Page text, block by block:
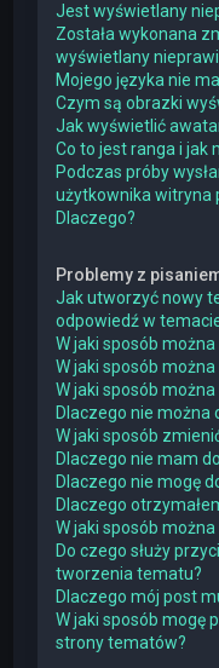
Jest wyświetlany
Została wykonana
wyświetlany
Mojego języka nie
Czym są obrazki
Jak wyświetlić
Co to jest ranga i jak
Podczas próby
użytkownika witryna
Dlaczego?
Problemy z
Jak utworzyć nowy
odpowiedź w
W jaki sposób
W jaki sposób
W jaki sposób
Dlaczego nie można
W jaki sposób
Dlaczego nie mam
Dlaczego nie mogę
Dlaczego
W jaki sposób
Do czego służy
tworzenia tematu?
Dlaczego mój post
W jaki sposób mogę
strony tematów?